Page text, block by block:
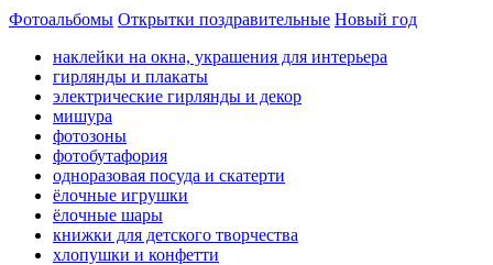
Фотоальбомы Открытки поздравительные Новый год
наклейки на окна, украшения для интерьера
гирлянды и плакаты
электрические гирлянды и декор
мишура
фотозоны
фотобутафория
одноразовая посуда и скатерти
ёлочные игрушки
ёлочные шары
книжки для детского творчества
хлопушки и конфетти